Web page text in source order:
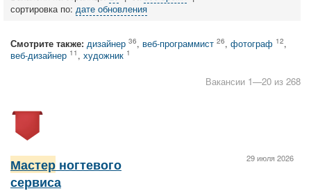
сортировка по: дате обновления
Смотрите также: дизайнер 36, веб-программист 26, фотограф 12,
веб-дизайнер 11 , художник 1
Вакансии 1—20 из 268
29 июля 2026
Мастер ногтевого
сервиса